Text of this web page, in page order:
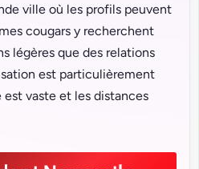
ville où les profils peuvent
cougars y recherchent
légères que des relations
est particulièrement
vaste et les distances